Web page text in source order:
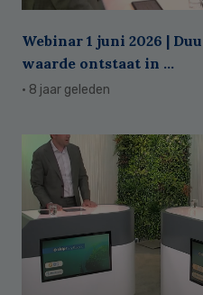
Webinar 1 juni 2026 |
waarde ontstaat in ...
· 8 jaar geleden